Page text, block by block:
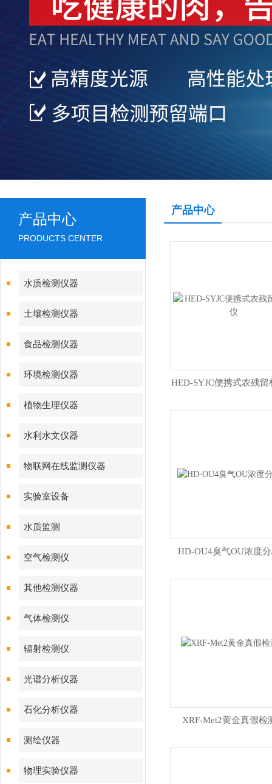
产品中心
PRODUCTS CENTER
水质检测仪器
土壤检测仪器
食品检测仪器
环境检测仪器
植物生理仪器
水利水文仪器
物联网在线监测仪器
实验室设备
水质监测
空气检测仪
其他检测仪器
气体检测仪
辐射检测仪
光谱分析仪器
石化分析仪器
测绘仪器
物理实验仪器
产品中心
HED-SYJC便携式农残留
HD-OU4臭气OU浓度
XRF-Met2黄金真假检